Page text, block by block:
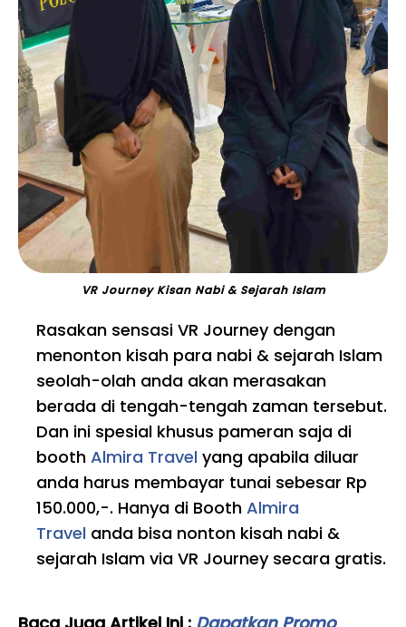
VR Journey Kisan Nabi & Sejarah Islam
Rasakan sensasi VR Journey dengan
menonton kisah para nabi & sejarah Islam
seolah-olah anda akan merasakan
berada di tengah-tengah zaman tersebut.
Dan ini spesial khusus pameran saja di
booth Almira Travel yang apabila diluar
anda harus membayar tunai sebesar Rp
150.000,-. Hanya di Booth Almira
Travel anda bisa nonton kisah nabi &
sejarah Islam via VR Journey secara gratis.